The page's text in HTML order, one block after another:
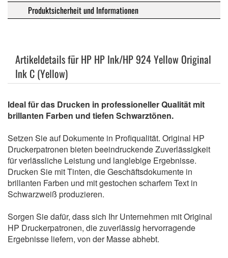
Produktsicherheit und Informationen
Artikeldetails für HP HP Ink/HP 924 Yellow Original
Ink C (Yellow)
Ideal für das Drucken in professioneller Qualität mit
brillanten Farben und tiefen Schwarztönen.
Setzen Sie auf Dokumente in Profiqualität. Original HP
Druckerpatronen bieten beeindruckende Zuverlässigkeit
für verlässliche Leistung und langlebige Ergebnisse.
Drucken Sie mit Tinten, die Geschäftsdokumente in
brillanten Farben und mit gestochen scharfem Text in
Schwarzweiß produzieren.
Sorgen Sie dafür, dass sich Ihr Unternehmen mit Original
HP Druckerpatronen, die zuverlässig hervorragende
Ergebnisse liefern, von der Masse abhebt.